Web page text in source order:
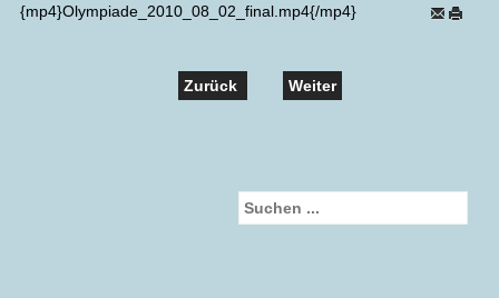
{mp4}Olympiade_2010_08_02_final.mp4{/mp4}
Zurück Weiter